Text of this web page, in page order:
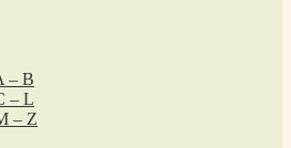
– B
– L
– Z